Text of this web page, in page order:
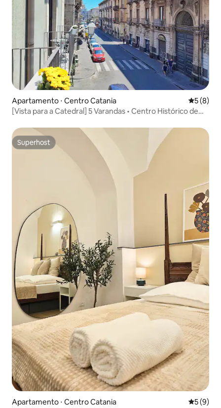
Apartamento ⋅ Centro Catania 5 de
5 (8)
[Vista para a Catedral] 5 Varandas • Centro Histórico de
Superhost
Superhost
Apartamento ⋅ Centro Catania 5 de
5 (9)